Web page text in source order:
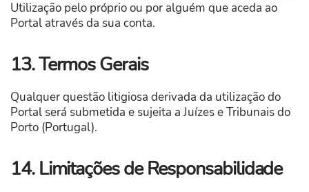
Utilização pelo próprio ou por alguém que aceda ao
Portal através da sua conta.
13. Termos Gerais
Qualquer questão litigiosa derivada da utilização do
Portal será submetida e sujeita a Juízes e Tribunais do
Porto (Portugal).
14. Limitações de Responsabilidade